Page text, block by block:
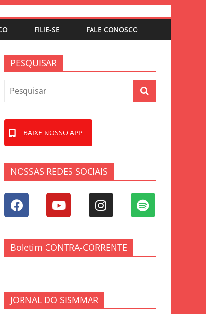
FILIE-SE FALE CONOSCO
PESQUISAR
BAIXE NOSSO APP
NOSSAS REDES SOCIAIS
Boletim CONTRA-CORRENTE
JORNAL DO SISMMAR